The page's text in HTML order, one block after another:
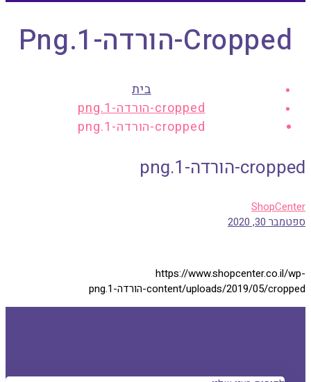
Cropped-הורדה-1.png
בית
cropped-הורדה-1.png
cropped-הורדה-1.png
cropped-הורדה-1.png
ShopCenter
ספטמבר 30, 2020
https://www.shopcenter.co.il/wp-
content/uploads/2019/05/cropped-הורדה-1.png